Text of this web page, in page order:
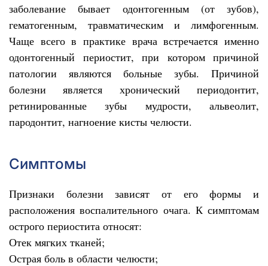
заболевание бывает одонтогенным (от зубов),
гематогенным, травматическим и лимфогенным.
Чаще всего в практике врача встречается именно
одонтогенный периостит, при котором причиной
патологии являются больные зубы. Причиной
болезни является хронический периодонтит,
ретинированные зубы мудрости, альвеолит,
пародонтит, нагноение кисты челюсти.
Симптомы
Признаки болезни зависят от его формы и
расположения воспалительного очага. К симптомам
острого периостита относят:
Отек мягких тканей;
Острая боль в области челюсти;